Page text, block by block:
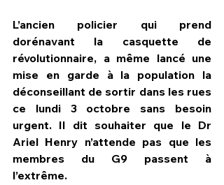
L’ancien policier qui prend
dorénavant la casquette de
révolutionnaire, a même lancé une
mise en garde à la population la
déconseillant de sortir dans les rues
ce lundi 3 octobre sans besoin
urgent. Il dit souhaiter que le Dr
Ariel Henry n’attende pas que les
membres du G9 passent à
l’extrême.